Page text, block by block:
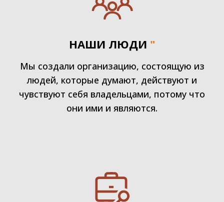
НАШИ ЛЮДИ "
Мы создали организацию, состоящую из
людей, которые думают, действуют и
чувствуют себя владельцами, потому что
они ими и являются.